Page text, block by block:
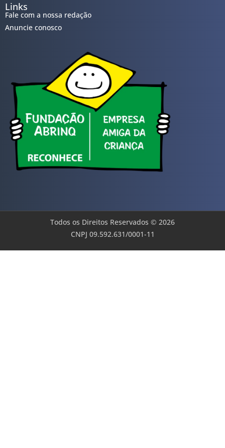
Links
Fale com a nossa redação
Anuncie conosco
Todos os Direitos Reservados © 2026
CNPJ 09.592.631/0001-11